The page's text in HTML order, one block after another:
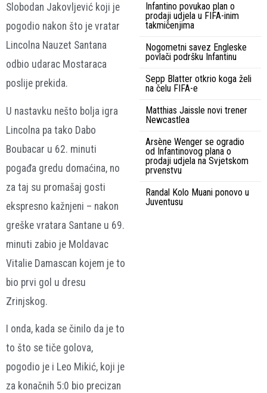
Slobodan Jakovljević koji je
pogodio nakon što je vratar
Lincolna Nauzet Santana
odbio udarac Mostaraca
poslije prekida.
U nastavku nešto bolja igra
Lincolna pa tako Dabo
Boubacar u 62. minuti
pogađa gredu domaćina, no
za taj su promašaj gosti
ekspresno kažnjeni – nakon
greške vratara Santane u 69.
minuti zabio je Moldavac
Vitalie Damascan kojem je to
bio prvi gol u dresu
Zrinjskog.
I onda, kada se činilo da je to
to što se tiče golova,
pogodio je i Leo Mikić, koji je
za konačnih 5:0 bio precizan
Infantino povukao plan o
prodaji udjela u FIFA-inim
takmičenjima
Nogometni savez Engleske
povlači podršku Infantinu
Sepp Blatter otkrio koga želi
na čelu FIFA-e
Matthias Jaissle novi trener
Newcastlea
Arsène Wenger se ogradio
od Infantinovog plana o
prodaji udjela na Svjetskom
prvenstvu
Randal Kolo Muani ponovo u
Juventusu